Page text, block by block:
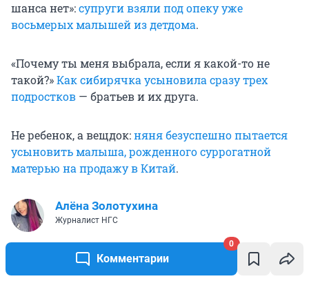
Комментарии
0
шанса нет»:супруги взяли под опеку уже
восьмерых малышей из детдома.
«Почему ты меня выбрала, если я какой-то не
такой?»Как сибирячка усыновила сразу трех
подростков — братьев и их друга.
Не ребенок, а вещдок:няня безуспешно пытается
усыновить малыша, рожденного суррогатной
матерью на продажу в Китай.
Алёна Золотухина
Журналист НГС
Детский дом Опека Опека над детьми Семья